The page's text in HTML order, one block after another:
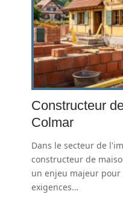
Constructeur
Colmar
Dans le secteur de
constructeur de
un enjeu majeur
exigences…